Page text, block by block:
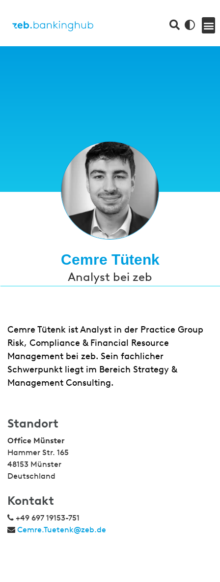
Cemre Tütenk
Analyst bei zeb
Cemre Tütenk ist Analyst in der Practice Group
Risk, Compliance & Financial Resource
Management bei zeb. Sein fachlicher
Schwerpunkt liegt im Bereich Strategy &
Management Consulting.
Standort
Office Münster
Hammer Str. 165
48153 Münster
Deutschland
Kontakt
+49 697 19153-751
Cemre.Tuetenk@zeb.de